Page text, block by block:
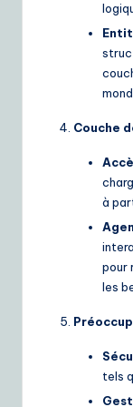
Couche
à
pour
les
tels